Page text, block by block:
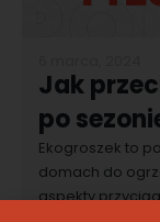
Jak
po
Ekogroszek to
domach do
aspekty